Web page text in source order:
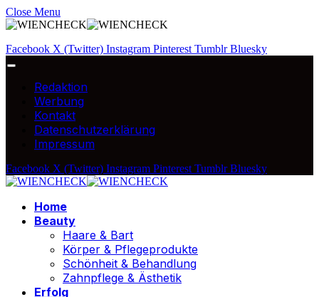
Close Menu
Facebook X (Twitter) Instagram Pinterest Tumblr Bluesky
Redaktion
Werbung
Kontakt
Datenschutzerklärung
Impressum
Facebook X (Twitter) Instagram Pinterest Tumblr Bluesky
Home
Beauty
Haare & Bart
Körper & Pflegeprodukte
Schönheit & Behandlung
Zahnpflege & Ästhetik
Erfolg